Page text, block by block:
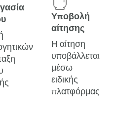
Υποβολή
αίτησης
Η αίτηση
υποβάλλεται
μέσω
ειδικής
πλατφόρμας